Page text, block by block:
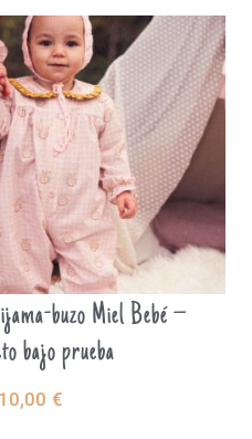
buzo Miel Bebé –
bajo prueba
10,00 €